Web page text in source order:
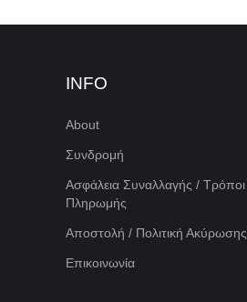
INFO
About
Συνδρομή
Ασφάλεια Συναλλαγής / Τρόποι
Πληρωμής
Αποστολή / Πολιτική Ακύρωσης
Επικοινωνία